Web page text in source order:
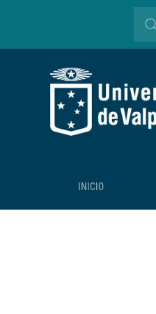
INICIO